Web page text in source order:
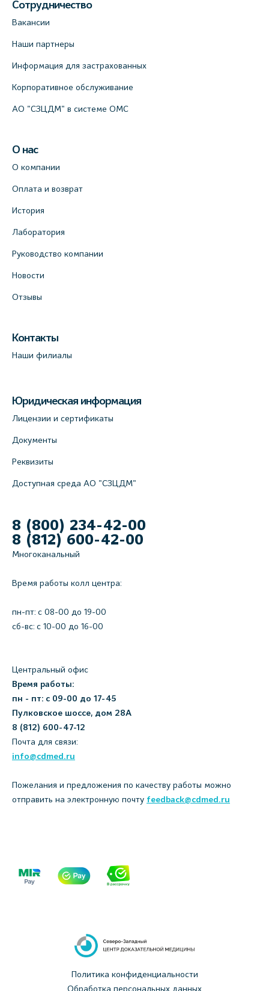
Сотрудничество
Вакансии
Наши партнеры
Информация для застрахованных
Корпоративное обслуживание
АО "СЗЦДМ" в системе ОМС
О нас
О компании
Оплата и возврат
История
Лаборатория
Руководство компании
Новости
Отзывы
Контакты
Наши филиалы
Юридическая информация
Лицензии и сертификаты
Документы
Реквизиты
Доступная среда АО "СЗЦДМ"
8 (800) 234-42-00
8 (812) 600-42-00
Многоканальный
Время работы колл центра:
пн-пт: c 08-00 до 19-00
сб-вс: с 10-00 до 16-00
Центральный офис
Время работы:
пн - пт: с 09-00 до 17-45
Пулковское шоссе, дом 28А
8 (812) 600-47-12
Почта для связи:
info@cdmed.ru
Пожелания и предложения по качеству работы можно
отправить на электронную почту feedback@cdmed.ru
Политика конфиденциальности
Обработка персональных данных